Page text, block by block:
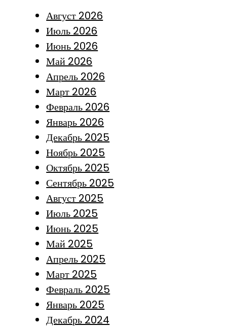
Август 2026
Июль 2026
Июнь 2026
Май 2026
Апрель 2026
Март 2026
Февраль 2026
Январь 2026
Декабрь 2025
Ноябрь 2025
Октябрь 2025
Сентябрь 2025
Август 2025
Июль 2025
Июнь 2025
Май 2025
Апрель 2025
Март 2025
Февраль 2025
Январь 2025
Декабрь 2024